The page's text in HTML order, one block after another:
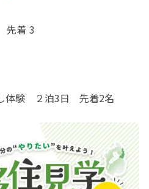
先着 3
体験　２泊3日　先着2名